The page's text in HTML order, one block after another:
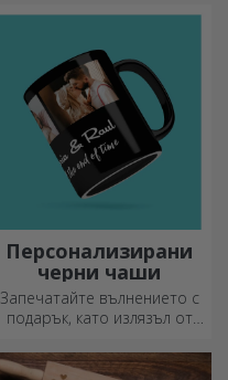
Персонализирани
черни чаши
Запечатайте вълнението с
подарък, като излязъл от
чаши с изображения или